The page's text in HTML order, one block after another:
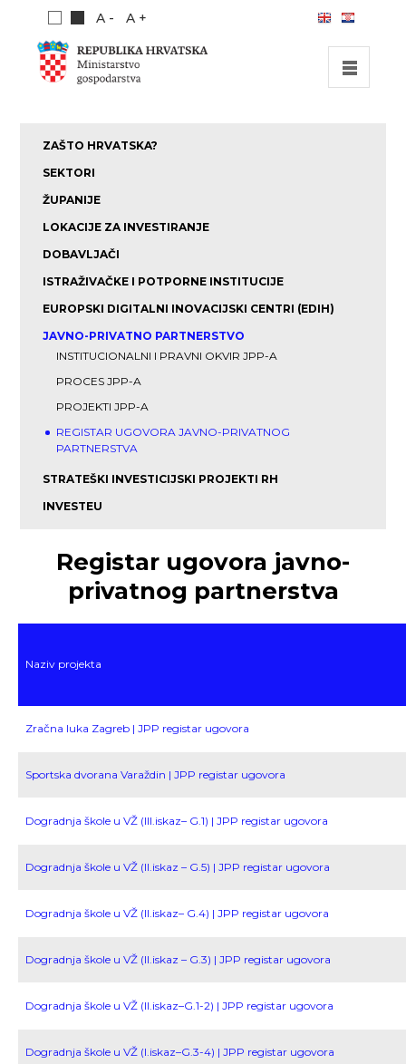
A - A +
O NAMA
ZAŠTO HRVATSKA?
SEKTORI
ŽUPANIJE
LOKACIJE ZA INVESTIRANJE
DOBAVLJAČI
ISTRAŽIVAČKE I POTPORNE INSTITUCIJE
EUROPSKI DIGITALNI INOVACIJSKI CENTRI (EDIH)
JAVNO-PRIVATNO PARTNERSTVO
INSTITUCIONALNI I PRAVNI OKVIR JPP-A
PROCES JPP-A
PROJEKTI JPP-A
REGISTAR UGOVORA JAVNO-PRIVATNOG
PARTNERSTVA
STRATEŠKI INVESTICIJSKI PROJEKTI RH
INVESTEU
Registar ugovora javno-
privatnog partnerstva
Naziv projekta
Zračna luka Zagreb | JPP registar ugovora
Sportska dvorana Varaždin | JPP registar ugovora
Dogradnja škole u VŽ (III.iskaz– G.1) | JPP registar ugovora
Dogradnja škole u VŽ (II.iskaz – G.5) | JPP registar ugovora
Dogradnja škole u VŽ (II.iskaz– G.4) | JPP registar ugovora
Dogradnja škole u VŽ (II.iskaz – G.3) | JPP registar ugovora
Dogradnja škole u VŽ (II.iskaz–G.1-2) | JPP registar ugovora
Dogradnja škole u VŽ (I.iskaz–G.3-4) | JPP registar ugovora